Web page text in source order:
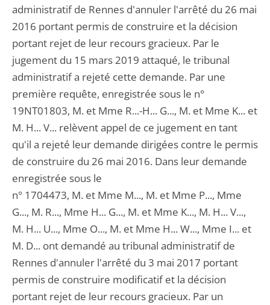
administratif de Rennes d'annuler l'arrêté du 26 mai
2016 portant permis de construire et la décision
portant rejet de leur recours gracieux. Par le
jugement du 15 mars 2019 attaqué, le tribunal
administratif a rejeté cette demande. Par une
première requête, enregistrée sous le n°
19NT01803, M. et Mme R...-H... G..., M. et Mme K... et
M. H... V... relèvent appel de ce jugement en tant
qu'il a rejeté leur demande dirigées contre le permis
de construire du 26 mai 2016. Dans leur demande
enregistrée sous le
n° 1704473, M. et Mme M..., M. et Mme P..., Mme
G..., M. R..., Mme H... G..., M. et Mme K..., M. H... V...,
M. H... U..., Mme O..., M. et Mme H... W..., Mme I... et
M. D... ont demandé au tribunal administratif de
Rennes d'annuler l'arrêté du 3 mai 2017 portant
permis de construire modificatif et la décision
portant rejet de leur recours gracieux. Par un